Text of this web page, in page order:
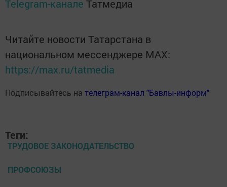
Telegram-канале Татмедиа
Читайте новости Татарстана в
национальном мессенджере MАХ:
https://max.ru/tatmedia
Подписывайтесь на телеграм-канал "Бавлы-информ"
Теги:
ТРУДОВОЕ ЗАКОНОДАТЕЛЬСТВО
ПРОФСОЮЗЫ